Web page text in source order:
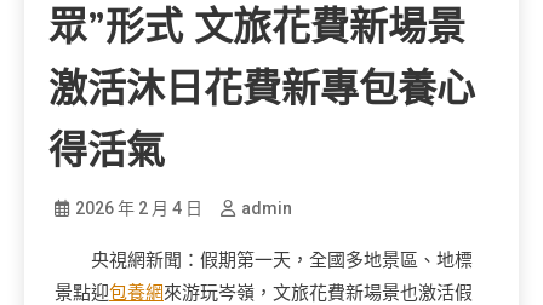
眾”形式 文旅花費新場景
激活沐日花費新專包養心
得活氣
2026 年 2 月 4 日 admin
央視網新聞：假期第一天，全國多地景區、地標
景點迎包養網來游玩岑嶺，文旅花費新場景也激活假